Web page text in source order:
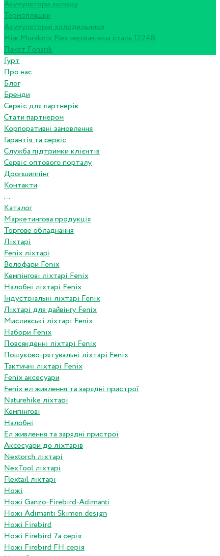
Акумулятори холоду
Термопляшки
Акумуляторні холодильники
Ніж Morakniv Flex нержавіюча сталь 12248
Пакет Fonarik
Гурт
Про нас
Блог
Бренди
Сервіс для партнерів
Стати партнером
Корпоративні замовлення
Гарантія та сервіс
Служба підтримки клієнтів
Сервіс оптового порталу
Дропшиппінг
Контакти
...
Каталог
Маркетингова продукція
Торгове обладнання
Ліхтарі
Fenix ліхтарі
Велофари Fenix
Кемпінгові ліхтарі Fenix
Налобні ліхтарі Fenix
Індустріальні ліхтарі Fenix
Ліхтарі для дайвінгу Fenix
Мисливські ліхтарі Fenix
Набори Fenix
Повсякденні ліхтарі Fenix
Пошуково-рятувальні ліхтарі Fenix
Тактичні ліхтарі Fenix
Fenix аксесуари
Fenix ел живлення та зарядні пристрої
Naturehike ліхтарі
Кемпінгові
Налобні
Ел живлення та зарядні пристрої
Аксесуари до ліхтарів
Nextorch ліхтарі
NexTool ліхтарі
Flextail ліхтарі
Ножі
Ножі Ganzo-Firebird-Adimanti
Ножі Adimanti Skimen design
Ножі Firebird
Ножі Firebird 7а серія
Ножі Firebird FH серія